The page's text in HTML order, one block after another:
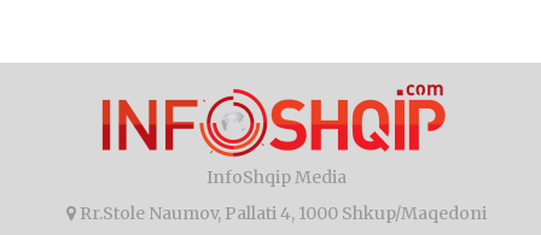
InfoShqip Media
Rr.Stole Naumov, Pallati 4, 1000 Shkup/Maqedoni